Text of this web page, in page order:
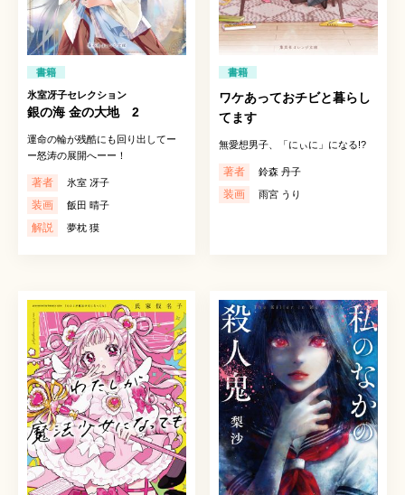
書籍
氷室冴子セレクション
銀の海 金の大地 2
運命の輪が残酷にも回り出してー
ー怒涛の展開へーー！
著者 氷室 冴子
装画 飯田 晴子
解説 夢枕 獏
書籍
ワケあっておチビと暮らし
てます
無愛想男子、「にぃに」になる!?
著者 鈴森 丹子
装画 雨宮 うり